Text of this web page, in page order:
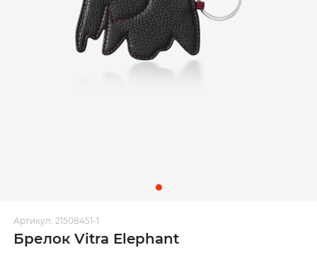
Артикул: 21508451-1
Брелок Vitra Elephant